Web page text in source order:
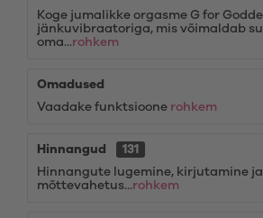
Koge jumalikke orgasme G for
jänkuvibraatoriga, mis võimaldab
oma...rohkem
Omadused
Vaadake funktsioone rohkem
Hinnangud
131
Hinnangute lugemine, kirjutamine ja
mõttevahetus...rohkem